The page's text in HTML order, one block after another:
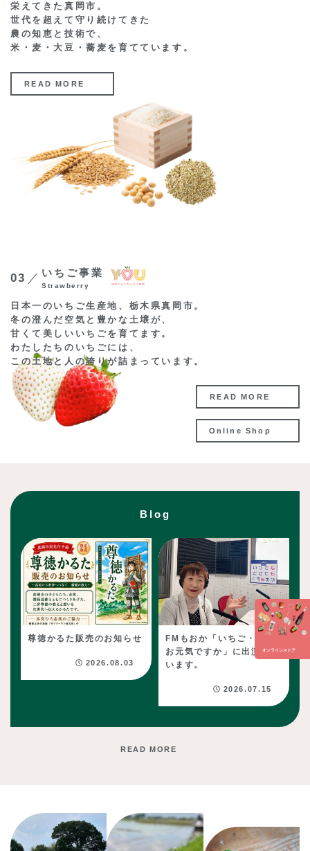
オンラインストア
栄えてきた真岡市。
世代を超えて守り続けてきた
農の知恵と技術で、
米・麦・大豆・蕎麦を育てています。
READ MORE
03 いちご事業
Strawberry
日本一のいちご生産地、栃木県真岡市。
冬の澄んだ空気と豊かな土壌が、
甘くて美しいいちごを育てます。
わたしたちのいちごには、
この土地と人の誇りが詰まっています。
READ MORE
Online Shop
Blog
尊徳かるた販売のお知らせ
2026.08.03
FMもおか「いちご・一会
お元気ですか」に出演して
います。
2026.07.15
READ MORE